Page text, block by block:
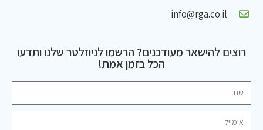
info@rga.co.il
רוצים להישאר מעודכנים? הרשמו לניוזלטר שלנו ותדעו
הכל בזמן אמת!